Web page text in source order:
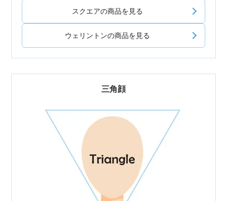
スクエアの商品を見る
ウェリントンの商品を見る
三角顔